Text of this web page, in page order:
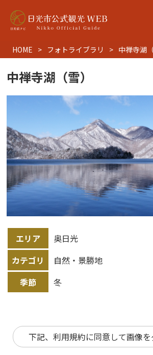
HOME フォトライブラリ 中禅寺湖（
中禅寺湖（雪）
エリア
奥日光
カテゴリ
自然・景勝地
季節
冬
下記、利用規約に同意して画像